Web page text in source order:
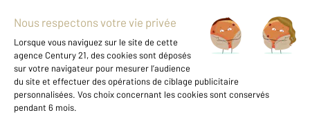
À propos
International
Nous contacter